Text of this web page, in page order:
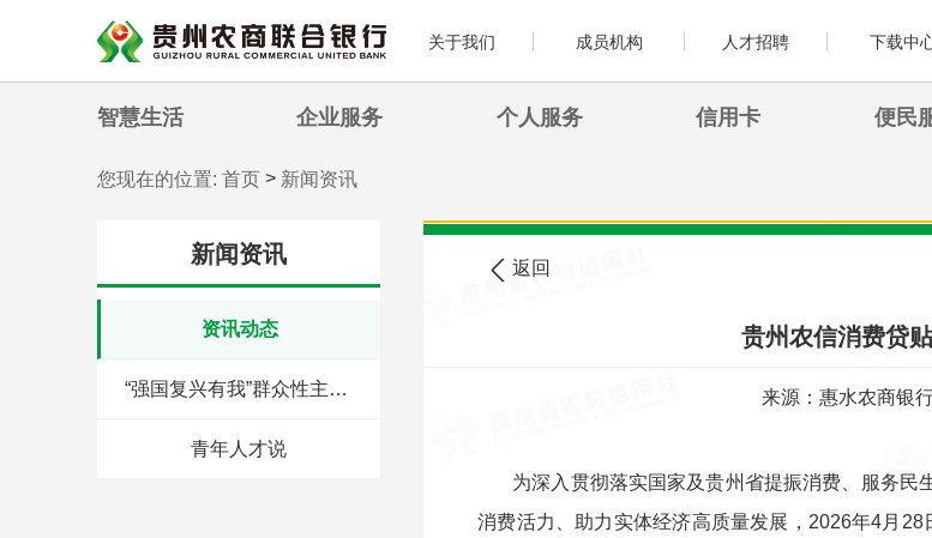
关于我们 成员机构 人才招聘 下载中
智慧生活 企业服务 个人服务 信用卡 便民
您现在的位置: 首页> 新闻资讯
新闻资讯
资讯动态
“强国复兴有我”群众性主题宣传教育活动
青年人才说
返回
贵州农信消费贷
来源：惠水农商银
为深入贯彻落实国家及贵州省提振消费、服务
消费活力、助力实体经济高质量发展，2026年4月